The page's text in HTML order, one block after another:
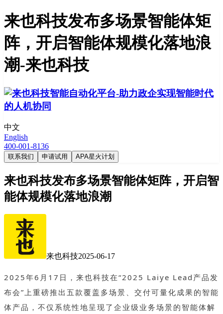
来也科技发布多场景智能体矩
阵，开启智能体规模化落地浪
潮-来也科技
中文
English
400-001-8136
联系我们 申请试用 APA星火计划
来也科技发布多场景智能体矩阵，开启智
能体规模化落地浪潮
来也科技2025-06-17
2025年6月17日，来也科技在“2025 Laiye Lead产品发
布会”上重磅推出五款覆盖多场景、交付可量化成果的智能
体产品，不仅系统性地呈现了企业级业务场景的智能体解